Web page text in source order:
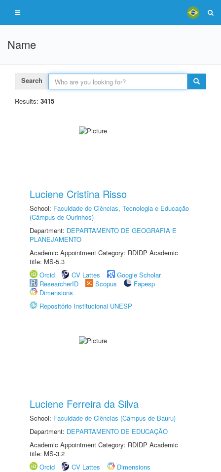
Name
Search
Results: 3415
Luciene Cristina Risso
School: Faculdade de Ciências, Tecnologia e Educação
(Câmpus de Ourinhos)
Department: DEPARTAMENTO DE GEOGRAFIA E
PLANEJAMENTO
Academic Appointment Category: RDIDP Academic
title: MS-5.3
Orcid
CV Lattes
Google Scholar
ResearcherID
Scopus
Fapesp
Dimensions
Repositório Institucional UNESP
Luciene Ferreira da Silva
School: Faculdade de Ciências (Câmpus de Bauru)
Department: DEPARTAMENTO DE EDUCAÇÃO
Academic Appointment Category: RDIDP Academic
title: MS-3.2
Orcid
CV Lattes
Dimensions